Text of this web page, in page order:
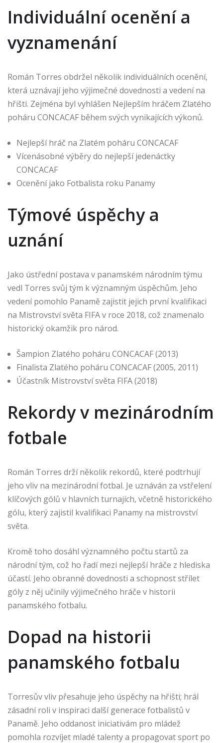
Individuální ocenění a
vyznamenání
Román Torres obdržel několik individuálních ocenění,
která uznávají jeho výjimečné dovednosti a vedení na
hřišti. Zejména byl vyhlášen Nejlepším hráčem Zlatého
poháru CONCACAF během svých vynikajících výkonů.
Nejlepší hráč na Zlatém poháru CONCACAF
Vícenásobné výběry do nejlepší jedenáctky
CONCACAF
Ocenění jako Fotbalista roku Panamy
Týmové úspěchy a
uznání
Jako ústřední postava v panamském národním týmu
vedl Torres svůj tým k významným úspěchům. Jeho
vedení pomohlo Panamě zajistit jejich první kvalifikaci
na Mistrovství světa FIFA v roce 2018, což znamenalo
historický okamžik pro národ.
Šampion Zlatého poháru CONCACAF (2013)
Finalista Zlatého poháru CONCACAF (2005, 2011)
Účastník Mistrovství světa FIFA (2018)
Rekordy v mezinárodním
fotbale
Román Torres drží několik rekordů, které podtrhují
jeho vliv na mezinárodní fotbal. Je uznáván za vstřelení
klíčových gólů v hlavních turnajích, včetně historického
gólu, který zajistil kvalifikaci Panamy na mistrovství
světa.
Kromě toho dosáhl významného počtu startů za
národní tým, což ho řadí mezi nejlepší hráče z hlediska
účastí. Jeho obranné dovednosti a schopnost střílet
góly z něj učinily výjimečného hráče v historii
panamského fotbalu.
Dopad na historii
panamského fotbalu
Torresův vliv přesahuje jeho úspěchy na hřišti; hrál
zásadní roli v inspiraci další generace fotbalistů v
Panamě. Jeho oddanost iniciativám pro mládež
pomohla rozvíjet mladé talenty a propagovat sport po